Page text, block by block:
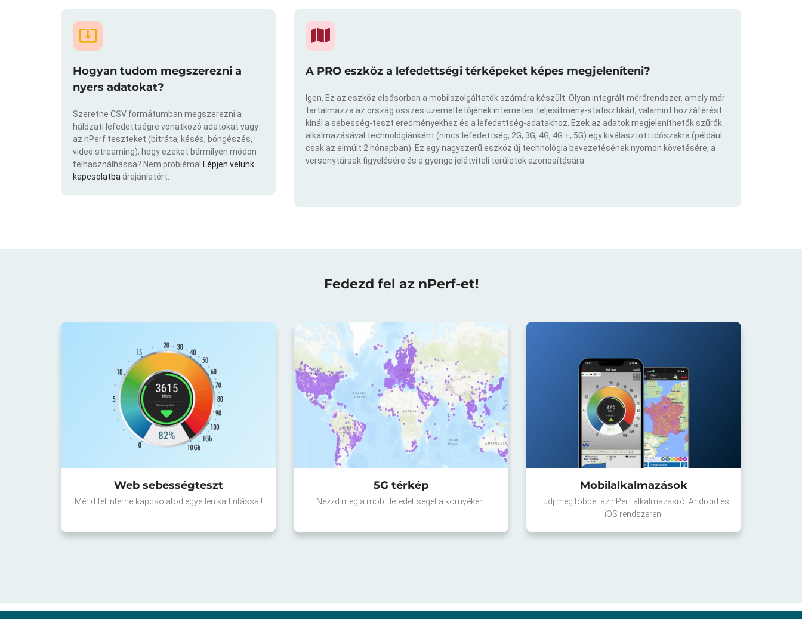
Hogyan tudom megszerezni a
nyers adatokat?
Szeretne CSV formátumban megszerezni a
hálózati lefedettségre vonatkozó adatokat vagy
az nPerf teszteket (bitráta, késés, böngészés,
video streaming), hogy ezeket bármilyen módon
felhasználhassa? Nem probléma! Lépjen velünk
kapcsolatba árajánlatért.
A PRO eszköz a lefedettségi térképeket képes megjeleníteni?
Igen. Ez az eszköz elsősorban a mobilszolgáltatók számára készült. Olyan integrált mérőrendszer, amely már
tartalmazza az ország összes üzemeltetőjének internetes teljesítmény-statisztikáit, valamint hozzáférést
kínál a sebesség-teszt eredményekhez és a lefedettség-adatakhoz. Ezek az adatok megjeleníthetők szűrők
alkalmazásával technológiánként (nincs lefedettség, 2G, 3G, 4G, 4G +, 5G) egy kiválasztott időszakra (például
csak az elmúlt 2 hónapban). Ez egy nagyszerű eszköz új technológia bevezetésének nyomon követésére, a
versenytársak figyelésére és a gyenge jelátviteli területek azonosítására.
Fedezd fel az nPerf-et!
Web sebességteszt
Mérjd fel internetkapcsolatod egyetlen kattintással!
5G térkép
Nézzd meg a mobil lefedettséget a környéken!
Mobilalkalmazások
Tudj meg többet az nPerf alkalmazásról Android és
iOS rendszeren!